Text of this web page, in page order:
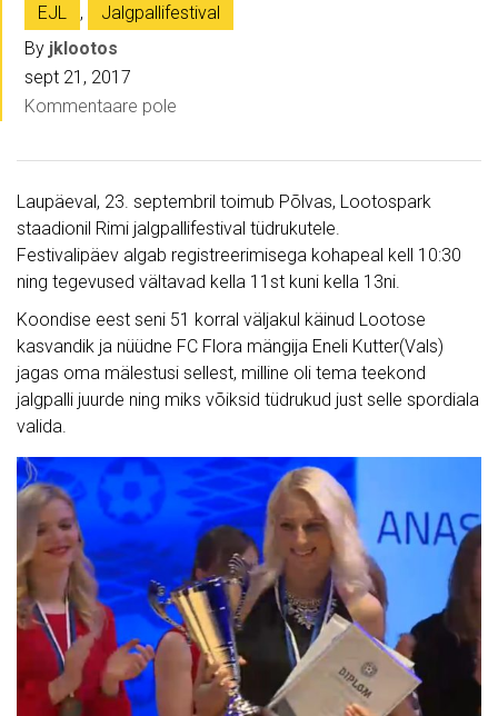
EJL ,
Jalgpallifestival
By jklootos
sept 21, 2017
Kommentaare pole
Laupäeval, 23. septembril toimub Põlvas, Lootospark
staadionil Rimi jalgpallifestival tüdrukutele.
Festivalipäev algab registreerimisega kohapeal kell 10:30
ning tegevused vältavad kella 11st kuni kella 13ni.
Koondise eest seni 51 korral väljakul käinud Lootose
kasvandik ja nüüdne FC Flora mängija Eneli Kutter(Vals)
jagas oma mälestusi sellest, milline oli tema teekond
jalgpalli juurde ning miks võiksid tüdrukud just selle spordiala
valida.